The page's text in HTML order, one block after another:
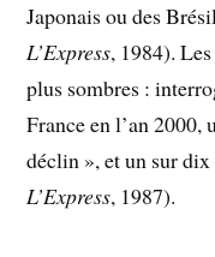
Japonais ou des
L’Express, 1984).
plus sombres :
France en l’an 2000,
déclin », et un sur
L’Express, 1987).